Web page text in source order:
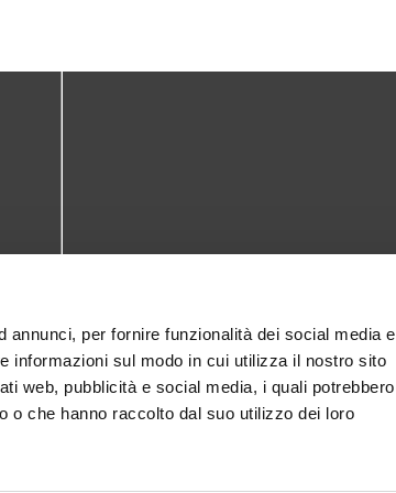
per fornire funzionalità dei social media e
informazioni sul modo in cui utilizza il nostro sito
web, pubblicità e social media, i quali potrebbero
o che hanno raccolto dal suo utilizzo dei loro
Via San Biagio,10
35043 Monselice (PD)